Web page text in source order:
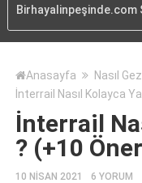
Anasayfa
Nasıl
İnterrail Nasıl Kolayca
İnterrail
? (+10
10 NISAN 2021 6 YORUM